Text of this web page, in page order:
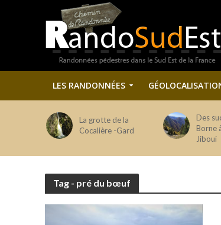
LES RANDONNÉES
La grotte de la
Cocalière -Gard
Des
Borne
Jiboui
Tag - pré du bœuf